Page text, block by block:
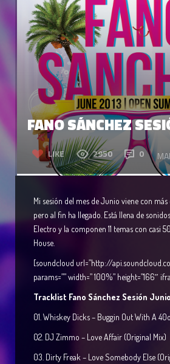
FANO SÁNCHEZ
LIKE 2950 0
Mi sesión del mes de Junio viene con
pero al fin ha llegado. Está llena de
Electro y la componen 11 temas con casi
House.
[soundcloud url=”http://
params=”” width=” 100%” height=”166″
Tracklist Fano Sánchez Sesión
01. Whiskey Dicks – Buggin Out With A
02. DJ Zimmo – Love Affair (Original Mix)
03. Dirty Freak – Love Somebody Else